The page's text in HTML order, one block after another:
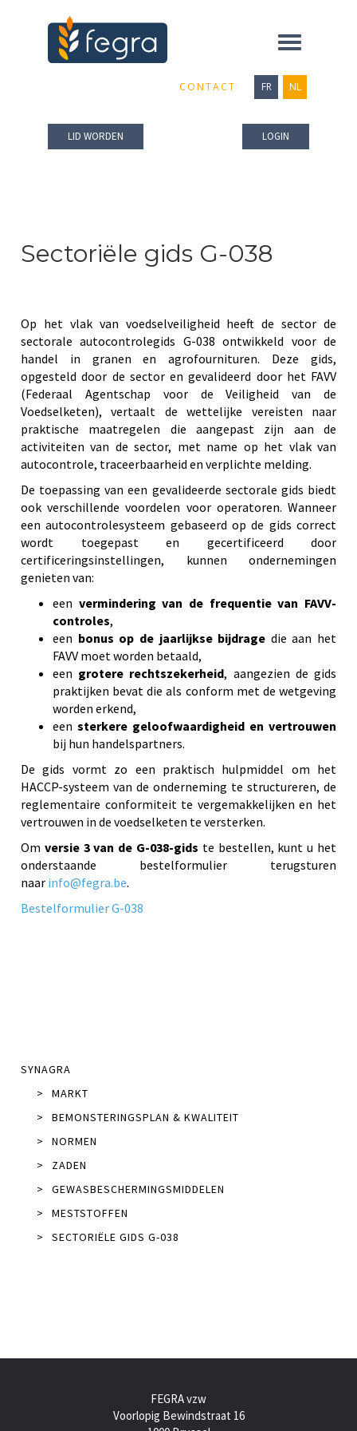
Toggle
CONTACT FR NL
LID WORDEN LOGIN
Sectoriële gids G-038
Op het vlak van voedselveiligheid heeft de sector de
sectorale autocontrolegids G-038 ontwikkeld voor de
handel in granen en agrofournituren. Deze gids,
opgesteld door de sector en gevalideerd door het FAVV
(Federaal Agentschap voor de Veiligheid van de
Voedselketen), vertaalt de wettelijke vereisten naar
praktische maatregelen die aangepast zijn aan de
activiteiten van de sector, met name op het vlak van
autocontrole, traceerbaarheid en verplichte melding.
De toepassing van een gevalideerde sectorale gids biedt
ook verschillende voordelen voor operatoren. Wanneer
een autocontrolesysteem gebaseerd op de gids correct
wordt toegepast en gecertificeerd door
certificeringsinstellingen, kunnen ondernemingen
genieten van:
een vermindering van de frequentie van FAVV-
controles,
een bonus op de jaarlijkse bijdrage die aan het
FAVV moet worden betaald,
een grotere rechtszekerheid, aangezien de gids
praktijken bevat die als conform met de wetgeving
worden erkend,
een sterkere geloofwaardigheid en vertrouwen
bij hun handelspartners.
De gids vormt zo een praktisch hulpmiddel om het
HACCP-systeem van de onderneming te structureren, de
reglementaire conformiteit te vergemakkelijken en het
vertrouwen in de voedselketen te versterken.
Om versie 3 van de G-038-gids te bestellen, kunt u het
onderstaande bestelformulier terugsturen
naar info@fegra.be.
Bestelformulier G-038
SYNAGRA
>
MARKT
>
BEMONSTERINGSPLAN & KWALITEIT
>
NORMEN
>
ZADEN
>
GEWASBESCHERMINGSMIDDELEN
>
MESTSTOFFEN
>
SECTORIËLE GIDS G-038
FEGRA vzw
Voorlopig Bewindstraat 16